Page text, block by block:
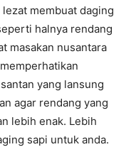
membuat daging
halnya rendang
masakan nusantara
yang lansung
agar rendang yang
lebih enak. Lebih
sapi untuk anda.